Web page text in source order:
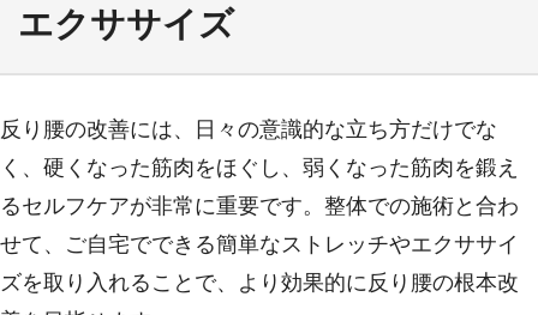
エクササイズ
反り腰の改善には、日々の意識的な立ち方だけでな
く、硬くなった筋肉をほぐし、弱くなった筋肉を鍛え
るセルフケアが非常に重要です。整体での施術と合わ
せて、ご自宅でできる簡単なストレッチやエクササイ
ズを取り入れることで、より効果的に反り腰の根本改